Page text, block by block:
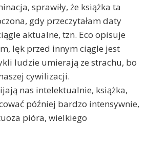
sprawiły, że książka ta
gdy przeczytałam daty
aktualne, tzn. Eco opisuje
lęk przed innym ciągle jest
ludzie umierają ze strachu, bo
cywilizacji.
nas intelektualnie, książka,
później bardzo intensywnie,
pióra, wielkiego